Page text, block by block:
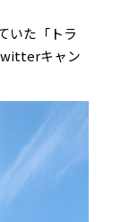
いた「トラ
キャン